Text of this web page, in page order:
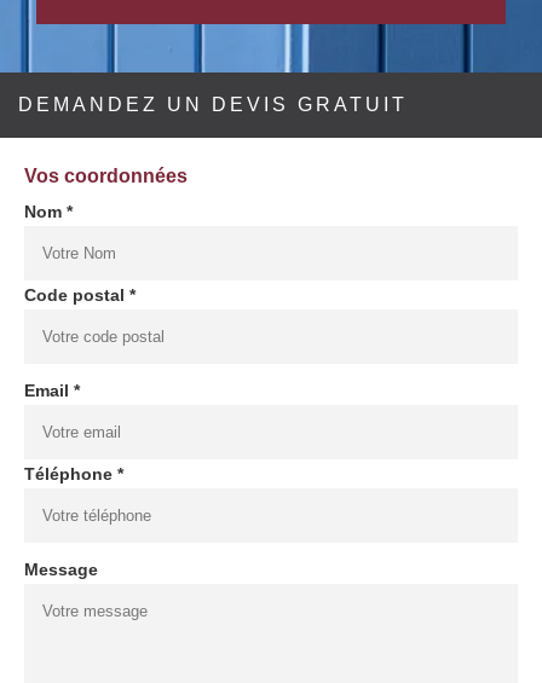
DEMANDEZ UN DEVIS GRATUIT
Vos coordonnées
Nom *
Code postal *
Email *
Téléphone *
Message